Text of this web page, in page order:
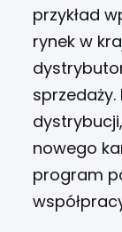
przykład
rynek w
nowego
program